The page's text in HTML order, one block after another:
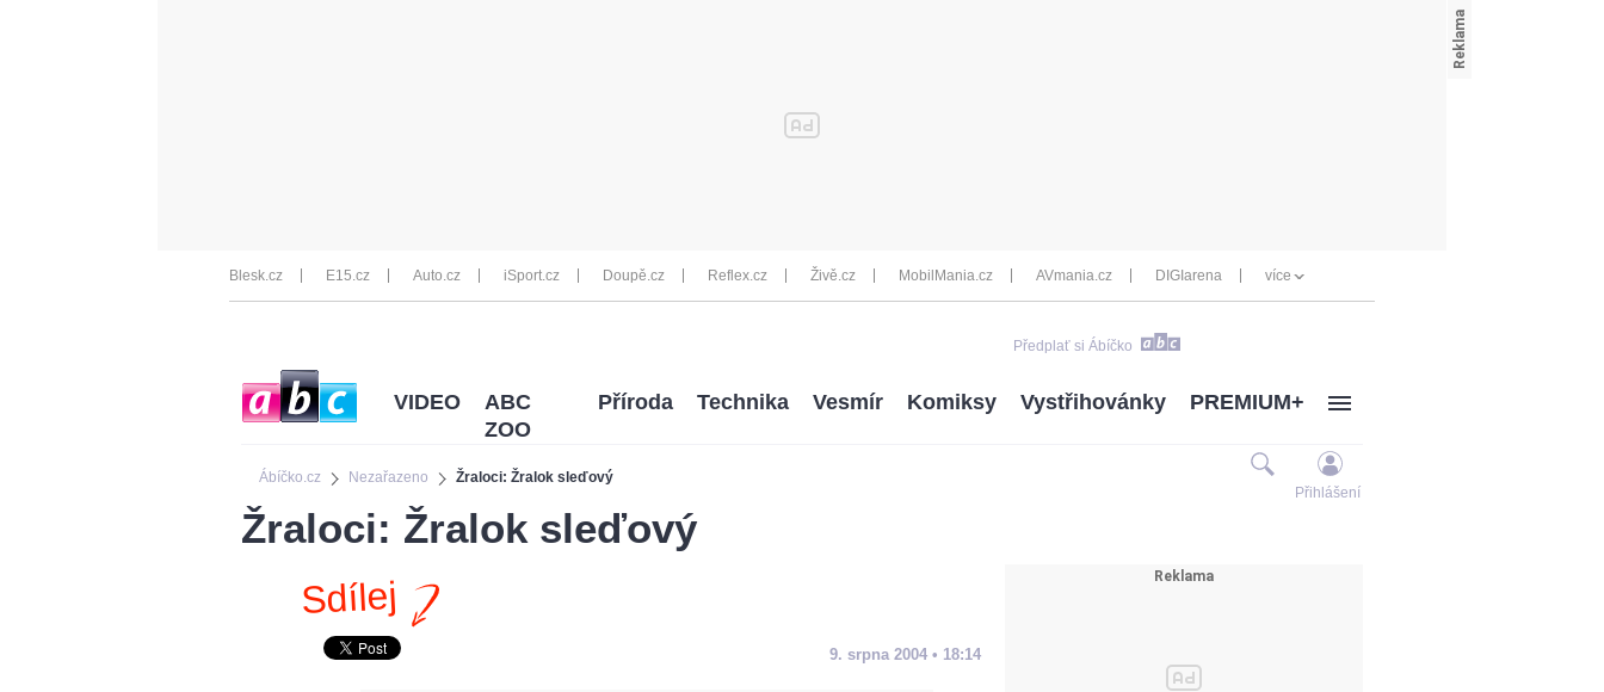
Blesk.cz E15.cz Auto.cz iSport.cz Doupě.cz Reflex.cz Živě.cz MobilMania.cz AVmania.cz DIGIarena více
Předplať si Ábíčko
Ábíčko.cz Nezařazeno Žraloci: Žralok sleďový
VIDEO
ABC
ZOO
Příroda Technika Vesmír Komiksy Vystřihovánky PREMIUM+
Přihlášení
Žraloci: Žralok sleďový
Sdílej
9. srpna 2004 • 18:14